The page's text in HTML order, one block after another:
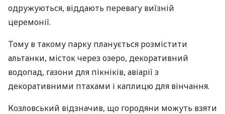
одружуються, віддають перевагу виїзній
церемонії.
Тому в такому парку планується розмістити
альтанки, місток через озеро, декоративний
водопад, газони для пікніків, авіарії з
декоративними птахами і каплицю для вінчання.
Козловський відзначив, що городяни можуть взяти